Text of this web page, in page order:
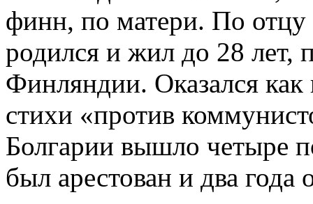
финн, по матери. По отцу
родился и жил до 28 лет,
Финляндии. Оказался
стихи «против
Болгарии вышло четыре
был арестован и два года